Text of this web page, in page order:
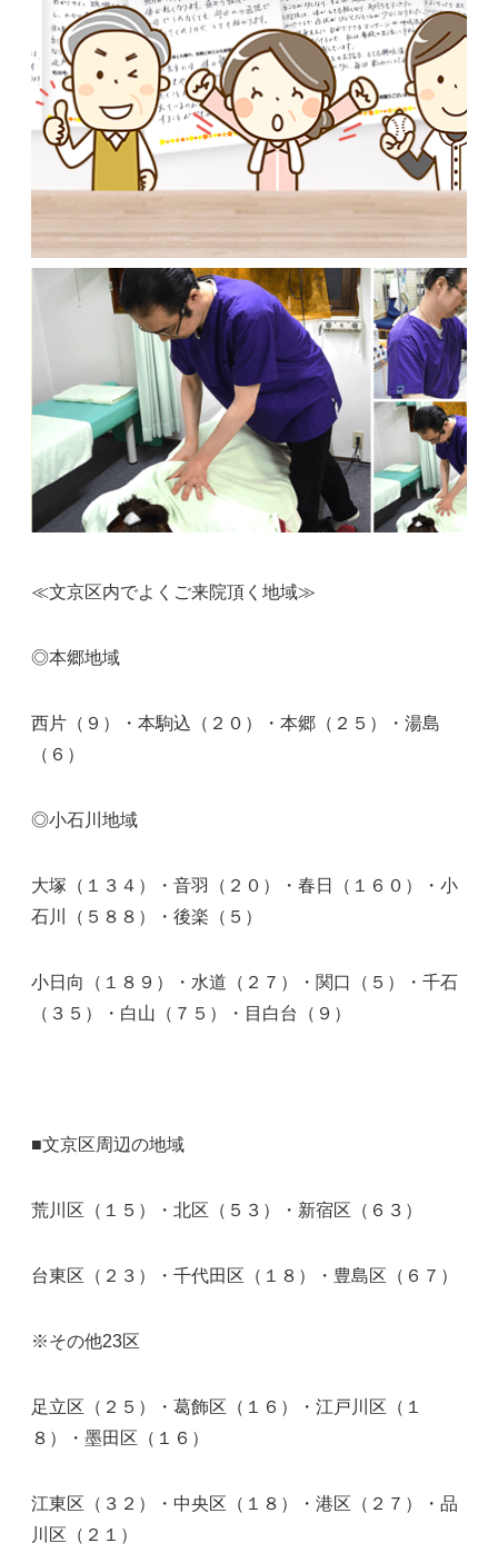
≪文京区内でよくご来院頂く地域≫
◎本郷地域
西片（９）・本駒込（２０）・本郷（２５）・湯島
（６）
◎小石川地域
大塚（１３４）・音羽（２０）・春日（１６０）・小
石川（５８８）・後楽（５）
小日向（１８９）・水道（２７）・関口（５）・千石
（３５）・白山（７５）・目白台（９）
■文京区周辺の地域
荒川区（１５）・北区（５３）・新宿区（６３）
台東区（２３）・千代田区（１８）・豊島区（６７）
※その他23区
足立区（２５）・葛飾区（１６）・江戸川区（１
８）・墨田区（１６）
江東区（３２）・中央区（１８）・港区（２７）・品
川区（２１）